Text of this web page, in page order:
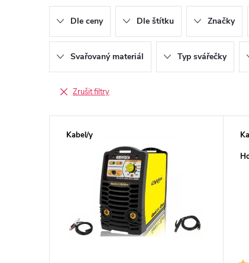
Dle ceny Dle štítku Značky
Svařovaný materiál Typ svářečky
Zrušit filtry
Výpis produktů
Kabel/y